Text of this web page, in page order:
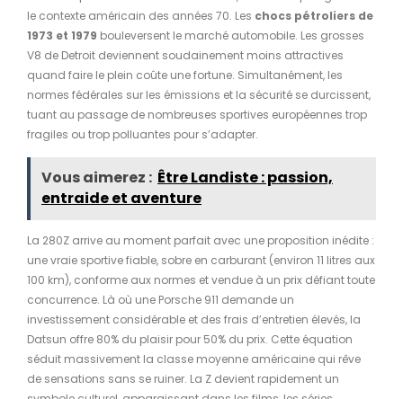
le contexte américain des années 70. Les chocs pétroliers de
1973 et 1979 bouleversent le marché automobile. Les grosses
V8 de Detroit deviennent soudainement moins attractives
quand faire le plein coûte une fortune. Simultanément, les
normes fédérales sur les émissions et la sécurité se durcissent,
tuant au passage de nombreuses sportives européennes trop
fragiles ou trop polluantes pour s’adapter.
Vous aimerez : Être Landiste : passion,
entraide et aventure
La 280Z arrive au moment parfait avec une proposition inédite :
une vraie sportive fiable, sobre en carburant (environ 11 litres aux
100 km), conforme aux normes et vendue à un prix défiant toute
concurrence. Là où une Porsche 911 demande un
investissement considérable et des frais d’entretien élevés, la
Datsun offre 80% du plaisir pour 50% du prix. Cette équation
séduit massivement la classe moyenne américaine qui rêve
de sensations sans se ruiner. La Z devient rapidement un